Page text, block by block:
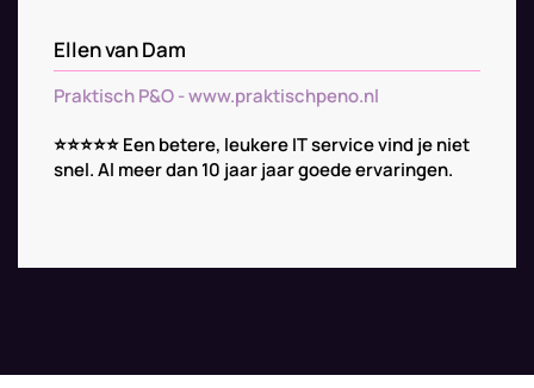
Ellen van Dam
Praktisch P&O - www.praktischpeno.nl
⭐️⭐️⭐️⭐️⭐️Een betere, leukere IT service vind je niet
snel. Al meer dan 10 jaar jaar goede ervaringen.